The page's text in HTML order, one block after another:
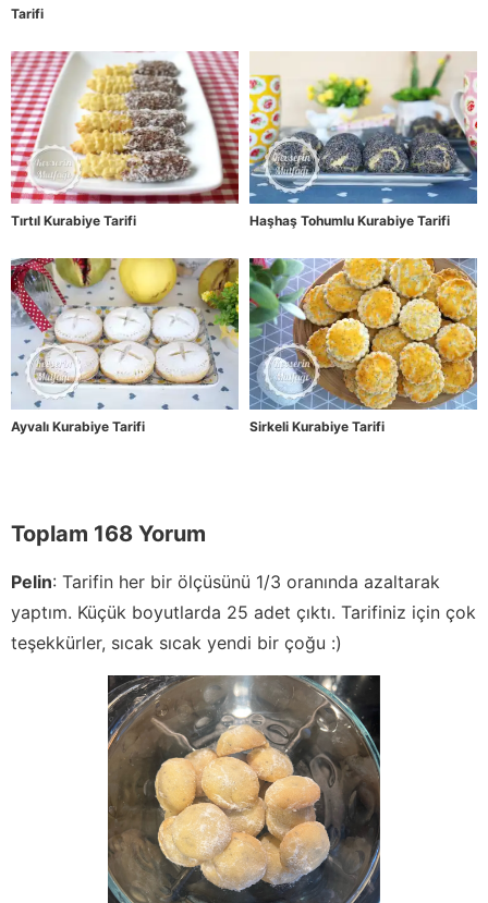
Tarifi
Tırtıl Kurabiye Tarifi Haşhaş Tohumlu Kurabiye Tarifi
Ayvalı Kurabiye Tarifi Sirkeli Kurabiye Tarifi
Toplam 168 Yorum
Pelin: Tarifin her bir ölçüsünü 1/3 oranında azaltarak
yaptım. Küçük boyutlarda 25 adet çıktı. Tarifiniz için çok
teşekkürler, sıcak sıcak yendi bir çoğu :)